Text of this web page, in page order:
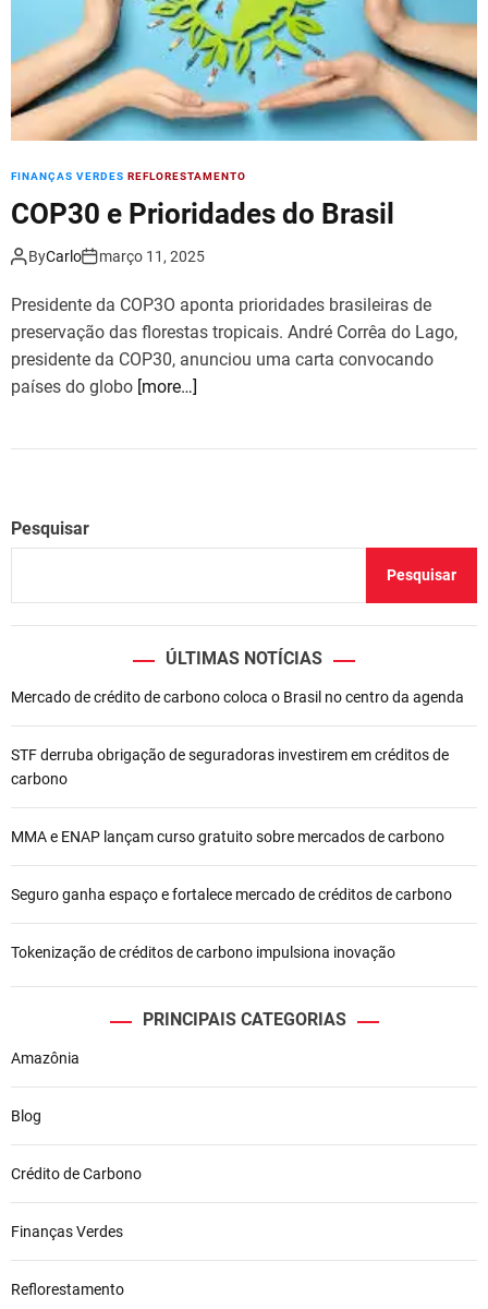
FINANÇAS VERDES REFLORESTAMENTO
COP30 e Prioridades do Brasil
ByCarlo março 11, 2025
Presidente da COP3O aponta prioridades brasileiras de
preservação das florestas tropicais. André Corrêa do Lago,
presidente da COP30, anunciou uma carta convocando
países do globo [more…]
Pesquisar
Pesquisar
ÚLTIMAS NOTÍCIAS
Mercado de crédito de carbono coloca o Brasil no centro da agenda
STF derruba obrigação de seguradoras investirem em créditos de
carbono
MMA e ENAP lançam curso gratuito sobre mercados de carbono
Seguro ganha espaço e fortalece mercado de créditos de carbono
Tokenização de créditos de carbono impulsiona inovação
PRINCIPAIS CATEGORIAS
Amazônia
Blog
Crédito de Carbono
Finanças Verdes
Reflorestamento